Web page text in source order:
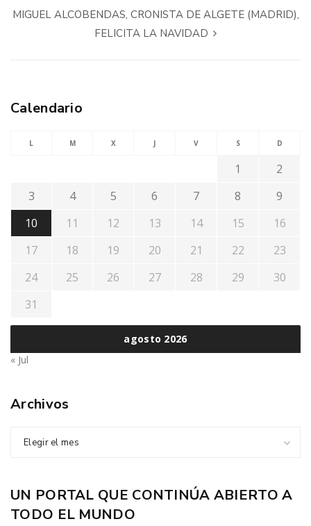
MIGUEL ALCOBENDAS, CRONISTA DE ALGETE (MADRID),
FELICITA LA NAVIDAD
Calendario
agosto 2026
L M X J V S D
1
2
3
4 5 6 7 8
9
10
11 12 13 14 15
16
17
18 19 20 21 22
23
24
25 26 27 28 29
30
31
« Jul
Archivos
Elegir el mes
UN PORTAL QUE CONTINÚA ABIERTO A
TODO EL MUNDO